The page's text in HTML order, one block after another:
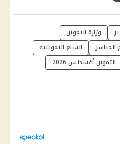
وزارة التموين
السلع التموينية
التموين أغسطس 2026